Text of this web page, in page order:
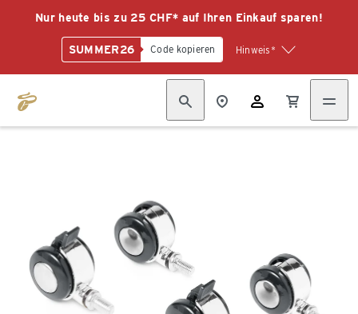
Nur heute bis zu 25 CHF* auf Ihren Einkauf sparen!
SUMMER26 Code kopieren Hinweis*